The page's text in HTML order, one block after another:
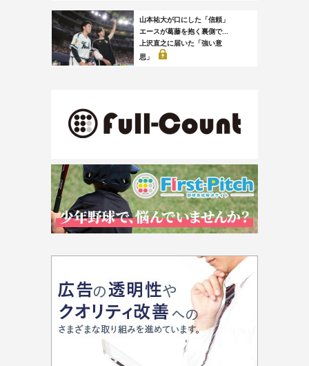
山本祐大が口にした「信頼」
エースが葛藤を抱く裏側で...
上沢直之に届いた「強い意
思」